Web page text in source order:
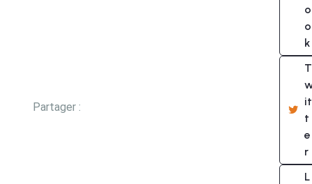
Partager :
o
o
k
T
it
t
e
r
L